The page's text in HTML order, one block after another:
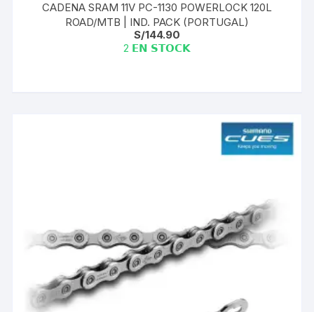
CADENA SRAM 11V PC-1130 POWERLOCK 120L
ROAD/MTB | IND. PACK (PORTUGAL)
S/144.90
2 𝗘𝗡 𝗦𝗧𝗢𝗖𝗞